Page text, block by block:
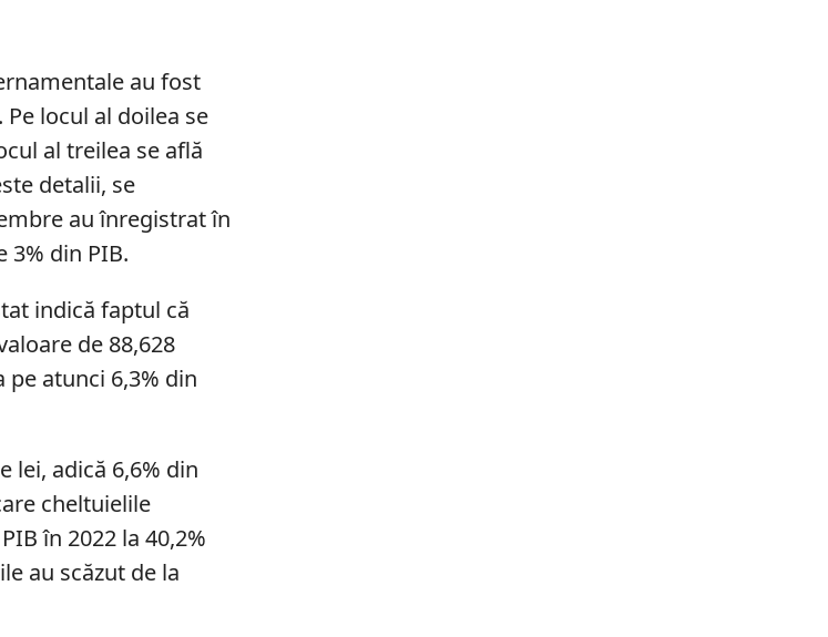
au fost
locul al doilea se
al treilea se află
detalii, se
au înregistrat în
3% din PIB.
indică faptul că
de 88,628
pe atunci 6,3% din
lei, adică 6,6% din
cheltuielile
în 2022 la 40,2%
au scăzut de la